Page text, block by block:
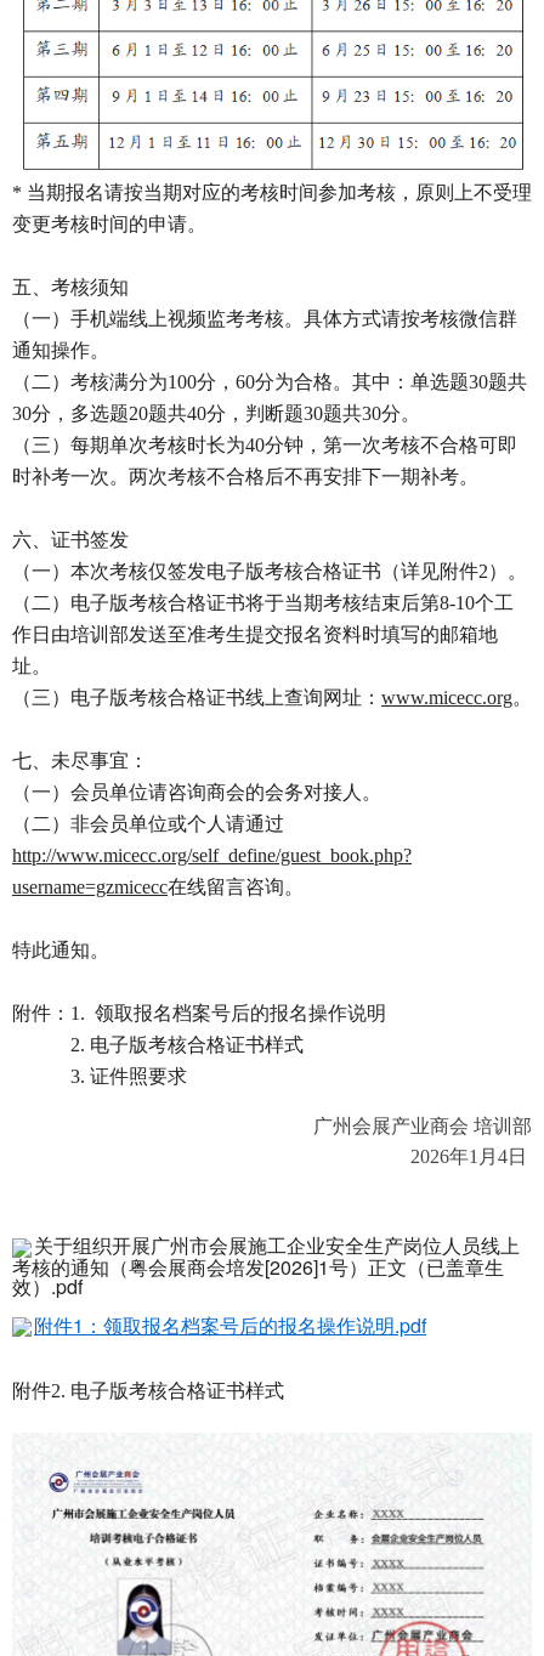
* 当期报名请按当期对应的考核时间参加考核，原则上不受理
变更考核时间的申请。
五、考核须知
（一）手机端线上视频监考考核。具体方式请按考核微信群
通知操作。
（二）考核满分为100分，60分为合格。其中：单选题30题共
30分，多选题20题共40分，判断题30题共30分。
（三）每期单次考核时长为40分钟，第一次考核不合格可即
时补考一次。两次考核不合格后不再安排下一期补考。
六、证书签发
（一）本次考核仅签发电子版考核合格证书（详见附件2）。
（二）电子版考核合格证书将于当期考核结束后第8-10个工
作日由培训部发送至准考生提交报名资料时填写的邮箱地
址。
（三）电子版考核合格证书线上查询网址： www.micecc.org。
七、未尽事宜：
（一）会员单位请咨询商会的会务对接人。
（二）非会员单位或个人请通过
http://www.micecc.org/self_define/guest_book.php?
username=gzmicecc在线留言咨询。
特此通知。
附件：1. 领取报名档案号后的报名操作说明
2. 电子版考核合格证书样式
3. 证件照要求
广州会展产业商会 培训部
2026年1月4日
关于组织开展广州市会展施工企业安全生产岗位人员线上
考核的通知（粤会展商会培发[2026]1号）正文（已盖章生
效）.pdf
附件1：领取报名档案号后的报名操作说明.pdf
附件2. 电子版考核合格证书样式